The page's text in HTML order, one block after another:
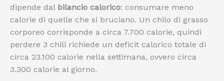
dipende dal bilancio calorico: consumare meno
calorie di quelle che si bruciano. Un chilo di grasso
corporeo corrisponde a circa 7.700 calorie, quindi
perdere 3 chili richiede un deficit calorico totale di
circa 23.100 calorie nella settimana, ovvero circa
3.300 calorie al giorno.